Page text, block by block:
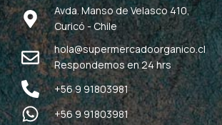
Avda. Manso de Velasco 410,
Curicó - Chile
hola@supermercadoorganico.cl
Respondemos en 24 hrs
+56 9 91803981
+56 9 91803981